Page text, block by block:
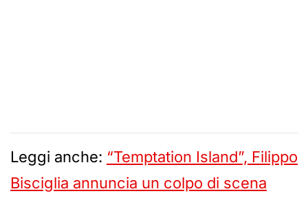
Leggi anche: “Temptation Island”, Filippo
Bisciglia annuncia un colpo di scena